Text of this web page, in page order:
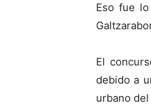
Eso fue
El
debido a
urbano